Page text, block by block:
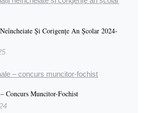
Și Corigențe An Școlar 2024-
Concurs Muncitor-Fochist